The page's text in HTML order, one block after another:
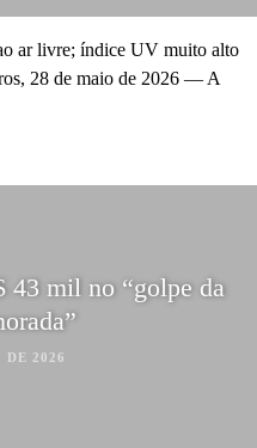
ar livre; índice UV muito alto
28 de maio de 2026 — A
43 mil no “golpe da
DE 2026